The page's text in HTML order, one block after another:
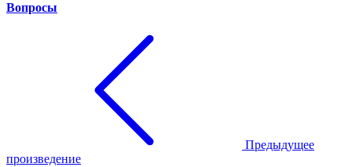
Вопросы
Предыдущее
произведение